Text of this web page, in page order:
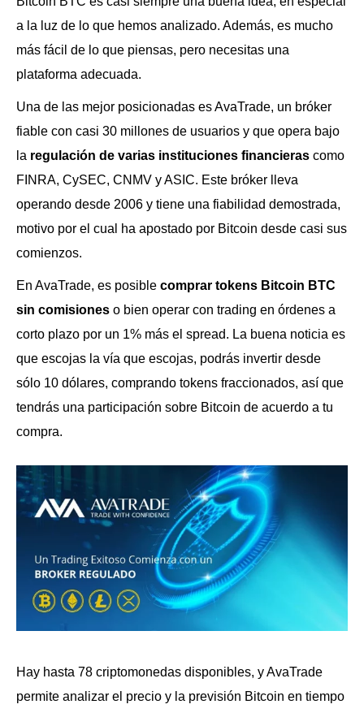
a la luz de lo que hemos analizado. Además, es mucho
más fácil de lo que piensas, pero necesitas una
plataforma adecuada.
Una de las mejor posicionadas es AvaTrade, un bróker
fiable con casi 30 millones de usuarios y que opera bajo
la regulación de varias instituciones financieras como
FINRA, CySEC, CNMV y ASIC. Este bróker lleva
operando desde 2006 y tiene una fiabilidad demostrada,
motivo por el cual ha apostado por Bitcoin desde casi sus
comienzos.
En AvaTrade, es posible comprar tokens Bitcoin BTC
sin comisiones o bien operar con trading en órdenes a
corto plazo por un 1% más el spread. La buena noticia es
que escojas la vía que escojas, podrás invertir desde
sólo 10 dólares, comprando tokens fraccionados, así que
tendrás una participación sobre Bitcoin de acuerdo a tu
compra.
Hay hasta 78 criptomonedas disponibles, y AvaTrade
permite analizar el precio y la previsión Bitcoin en tiempo